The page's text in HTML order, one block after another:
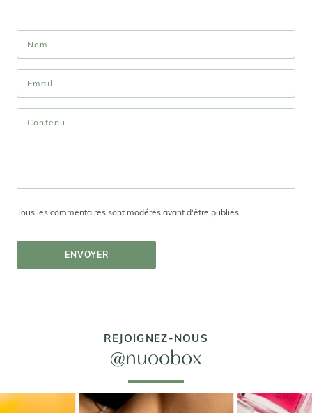
Tous les commentaires sont modérés avant d'être publiés
ENVOYER
REJOIGNEZ-NOUS
@nuoobox